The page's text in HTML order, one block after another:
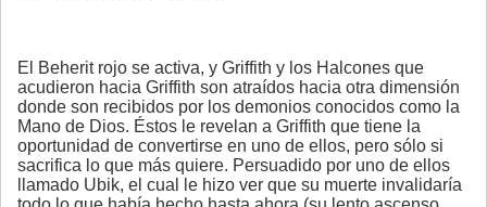
El Beherit rojo se activa, y Griffith y los Halcones que
acudieron hacia Griffith son atraídos hacia otra dimensión
donde son recibidos por los demonios conocidos como la
Mano de Dios. Éstos le revelan a Griffith que tiene la
oportunidad de convertirse en uno de ellos, pero sólo si
sacrifica lo que más quiere. Persuadido por uno de ellos
llamado Ubik, el cual le hizo ver que su muerte invalidaría